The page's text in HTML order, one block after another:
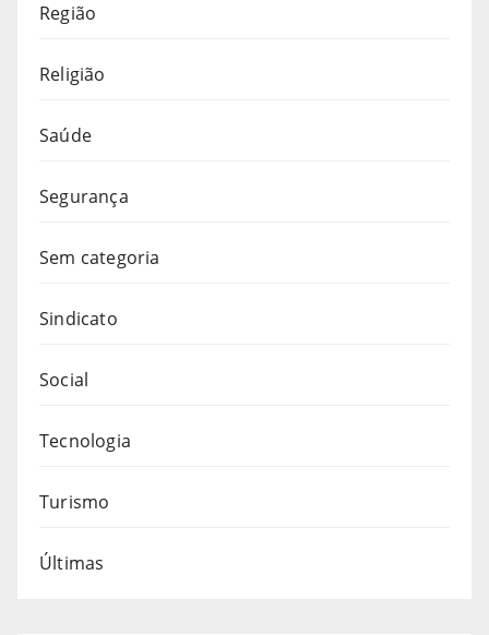
Região
Religião
Saúde
Segurança
Sem categoria
Sindicato
Social
Tecnologia
Turismo
Últimas